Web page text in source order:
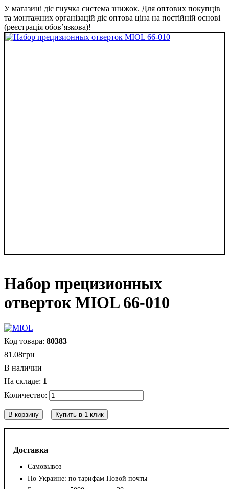
У магазині діє гнучка система знижок. Для оптових покупців
та монтажних організацій діє оптова ціна на постійній основі
(реєстрація обов’язкова)!
Набор прецизионных
отверток MIOL 66-010
Доставка
Самовывоз
По Украине: по тарифам Новой почты
80383
81 .08грн
В наличии
1
В корзину Купить в 1 клик